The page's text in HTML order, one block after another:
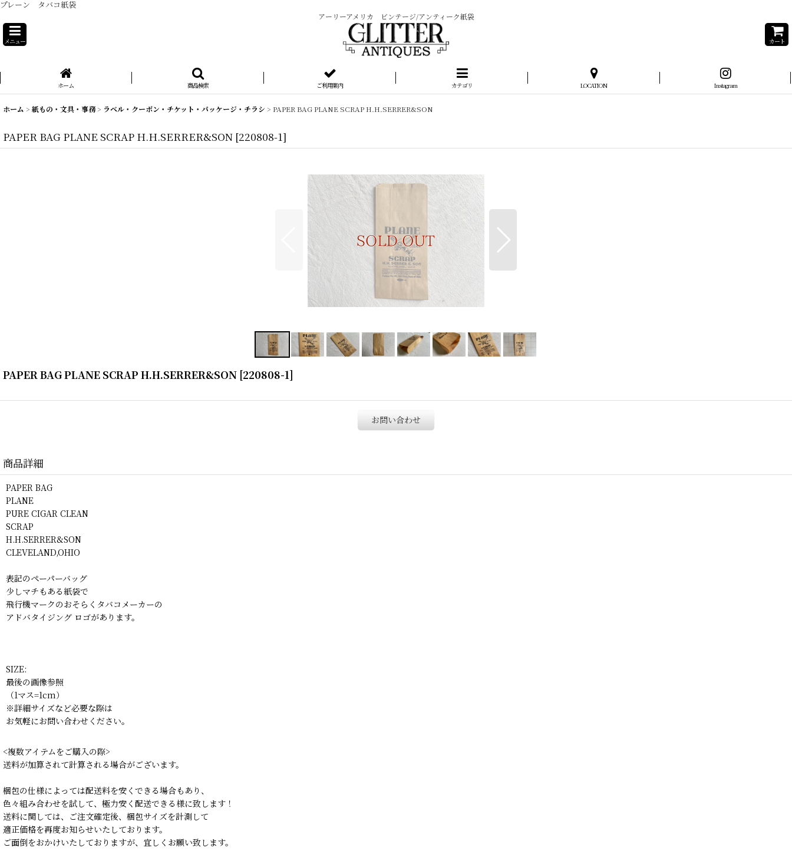
プレーン タバコ紙袋
アーリーアメリカ ビンテージ/アンティーク紙袋
メニュー カート
ホーム 商品検索 ご利用案内 カテゴリ LOCATION Instagram
ホーム > 紙もの・文具・事務> ラベル・クーポン・チケット・パッケージ・チラシ > PAPER BAG PLANE SCRAP H.H.SERRER&SON
PAPER BAG PLANE SCRAP H.H.SERRER&SON [220808-1]
PAPER BAG PLANE SCRAP H.H.SERRER&SON [220808-1]
お問い合わせ
商品詳細
PAPER BAG
PLANE
PURE CIGAR CLEAN
SCRAP
H.H.SERRER&SON
CLEVELAND,OHIO
表記のペーパーバッグ
少しマチもある紙袋で
飛行機マークのおそらくタバコメーカーの
アドバタイジング ロゴがあります。
SIZE:
最後の画像参照
（1マス=1cm）
※詳細サイズなど必要な際は
お気軽にお問い合わせください。
<複数アイテムをご購入の際>
送料が加算されて計算される場合がございます。
梱包の仕様によっては配送料を安くできる場合もあり、
色々組み合わせを試して、極力安く配送できる様に致します！
送料に関しては、ご注文確定後、梱包サイズを計測して
適正価格を再度お知らせいたしております。
ご面倒をおかけいたしておりますが、宜しくお願い致します。